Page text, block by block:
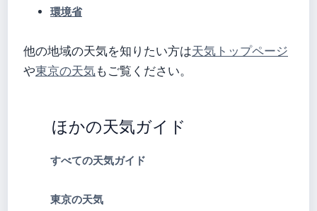
環境省
他の地域の天気を知りたい方は天気トップページ
や東京の天気もご覧ください。
ほかの天気ガイド
すべての天気ガイド
東京の天気